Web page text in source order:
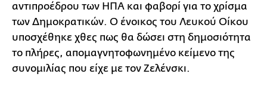
αντιπροέδρου των ΗΠΑ και φαβορί για το χρίσμα
των Δημοκρατικών. Ο ένοικος του Λευκού Οίκου
υποσχέθηκε χθες πως θα δώσει στη δημοσιότητα
το πλήρες, απομαγνητοφωνημένο κείμενο της
συνομιλίας που είχε με τον Ζελένσκι.